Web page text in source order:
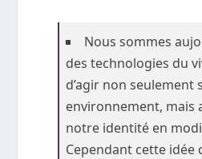
Nous sommes
des technologies du
d’agir non seulement
environnement, mais
notre identité en
Cependant cette idée